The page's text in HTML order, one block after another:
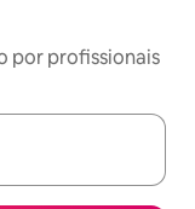
por profissionais
explore-os